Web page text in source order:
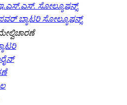
ಸೋಲ್ಯೂಷನ್ಸ್
ಬ್ಯಾಟರಿ ಸೋಲ್ಯೂಷನ್ಸ್